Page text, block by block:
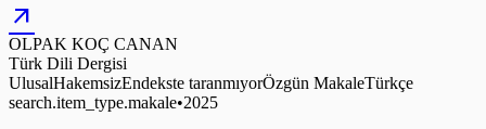
arrow_outward
OLPAK KOÇ CANAN
Türk Dili Dergisi
UlusalHakemsizEndekste taranmıyorÖzgün MakaleTürkçe
search.item_type.makale•2025